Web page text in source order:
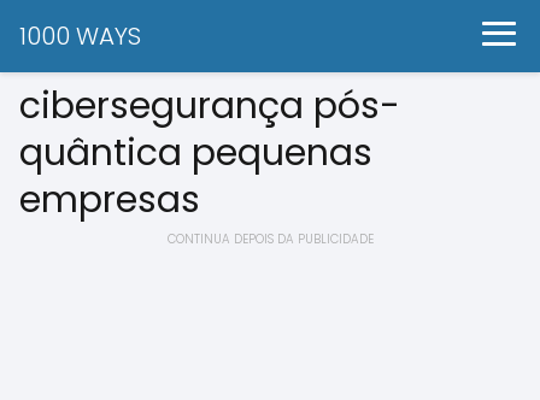
1000 WAYS
cibersegurança pós-
quântica pequenas
empresas
CONTINUA DEPOIS DA PUBLICIDADE